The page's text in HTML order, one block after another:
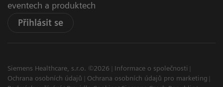
eventech a produktech
Přihlásit se
Siemens Healthcare, s.r.o. ©2026
Informace o společnosti
Ochrana osobních údajů
Ochrana osobních údajů pro marketing